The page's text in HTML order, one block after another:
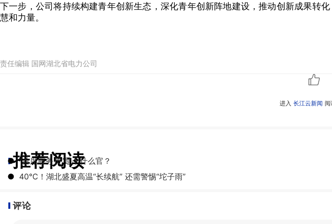
下一步，公司将持续构建青年创新生态，深化青年创新阵地建设，推动创新成果转
慧和力量。
责任编辑 国网湖北省电力公司
进入 长江云新闻 阅
推荐阅读
● “首席服务员”是个什么官？
● 40℃！湖北盛夏高温“长续航” 还需警惕“坨子雨”
评论